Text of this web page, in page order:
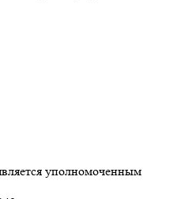
уполномоченным